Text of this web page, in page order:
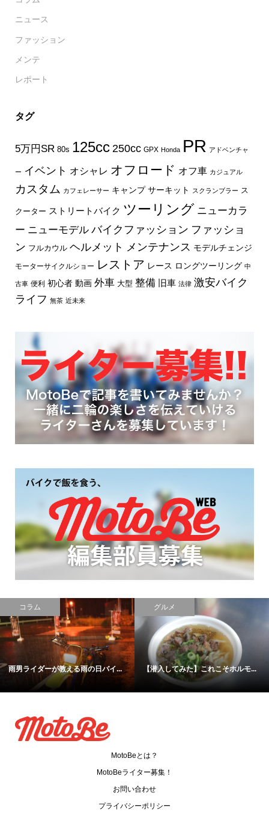
ニュース
ファッション
メンテ
レポート
タグ
5万円SR 80s 125cc 250cc GPX Honda PR アドベンチャ
ー イベント オシャレ オフロード オフ車 カジュアル
カスタム カフェレーサー キャンプ サーキット スクランブラー ス
クーター ストリートバイク ツーリング ニューカラ
ー ニューモデル バイクファッション ファッショ
ン フルカウル ヘルメット メンテナンス モデルチェンジ
モーターサイクルショー レストア レース ロングツーリング 中
古車 便利 初心者 動画 外車 大型 整備 旧車 法律 激安バイク
ライフ 無茶 近未来
レポート
【激安バイクライフ】3.5万円で買...
ニュース
【バイク×音楽】今年の8耐はライ...
MotoBeとは？
MotoBeライター募集！
お問い合わせ
プライバシーポリシー